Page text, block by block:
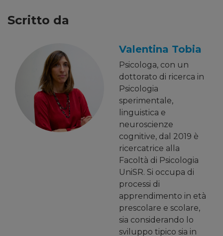
Scritto da
Valentina Tobia
Psicologa, con un
dottorato di ricerca in
Psicologia
sperimentale,
linguistica e
neuroscienze
cognitive, dal 2019 è
ricercatrice alla
Facoltà di Psicologia
UniSR. Si occupa di
processi di
apprendimento in età
prescolare e scolare,
sia considerando lo
sviluppo tipico sia in